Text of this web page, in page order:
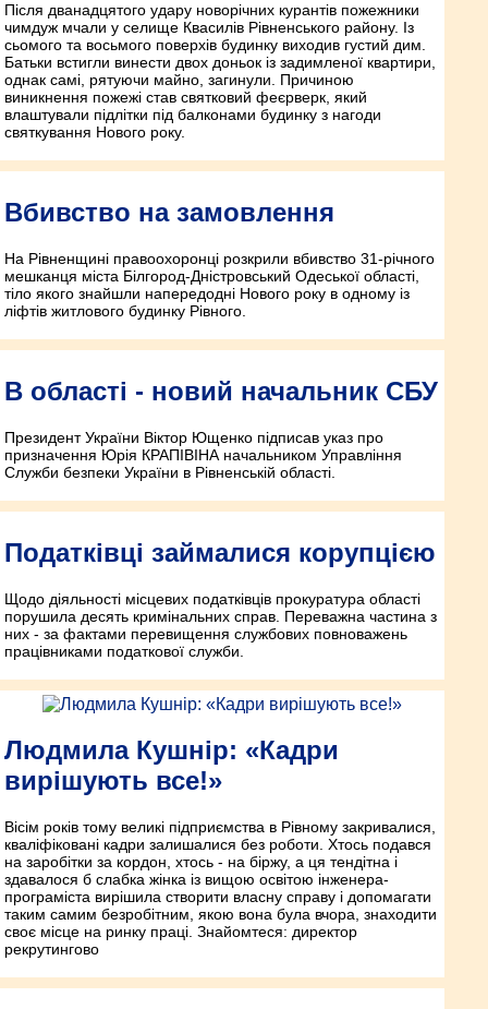
Після дванадцятого удару новорічних курантів пожежники
чимдуж мчали у селище Квасилів Рівненського району. Із
сьомого та восьмого поверхів будинку виходив густий дим.
Батьки встигли винести двох доньок із задимленої квартири,
однак самі, рятуючи майно, загинули. Причиною
виникнення пожежі став святковий феєрверк, який
влаштували підлітки під балконами будинку з нагоди
святкування Нового року.
Вбивство на замовлення
На Рівненщині правоохоронці розкрили вбивство 31-річного
мешканця міста Білгород-Дністровський Одеської області,
тіло якого знайшли напередодні Нового року в одному із
ліфтів житлового будинку Рівного.
В області - новий начальник СБУ
Президент України Віктор Ющенко підписав указ про
призначення Юрія КРАПІВІНА начальником Управління
Служби безпеки України в Рівненській області.
Податківці займалися корупцією
Щодо діяльності місцевих податківців прокуратура області
порушила десять кримінальних справ. Переважна частина з
них - за фактами перевищення службових повноважень
працівниками податкової служби.
Людмила Кушнір: «Кадри
вирішують все!»
Вісім років тому великі підприємства в Рівному закривалися,
кваліфіковані кадри залишалися без роботи. Хтось подався
на заробітки за кордон, хтось - на біржу, а ця тендітна і
здавалося б слабка жінка із вищою освітою інженера-
програміста вирішила створити власну справу і допомагати
таким самим безробітним, якою вона була вчора, знаходити
своє місце на ринку праці. Знайомтеся: директор
рекрутингово